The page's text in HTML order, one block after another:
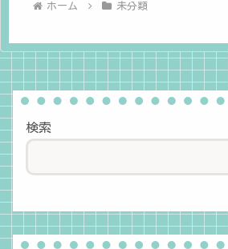
ホーム 未分類
検索